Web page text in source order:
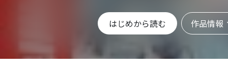
はじめから読む 作品情報